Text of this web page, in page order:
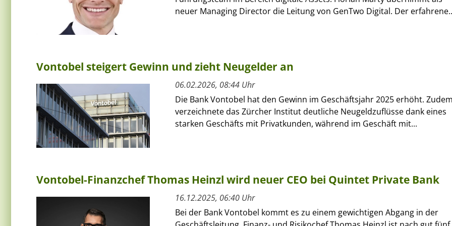
neuer Managing Director die Leitung von GenTwo Digital. Der
Vontobel steigert Gewinn und zieht Neugelder an
06.02.2026, 08:44 Uhr
Die Bank Vontobel hat den Gewinn im Geschäftsjahr 2025 erhöht.
verzeichnete das Zürcher Institut deutliche Neugeldzuflüsse dank eines
starken Geschäfts mit Privatkunden, während im Geschäft mit...
Vontobel-Finanzchef Thomas Heinzl wird neuer CEO bei Quintet Private Bank
16.12.2025, 06:40 Uhr
Bei der Bank Vontobel kommt es zu einem gewichtigen Abgang in der